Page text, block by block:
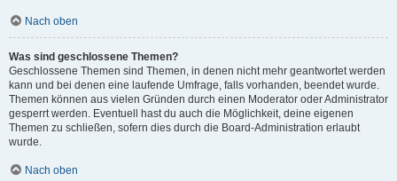
Nach oben
Was sind geschlossene Themen?
Geschlossene Themen sind Themen, in denen nicht mehr geantwortet werden
kann und bei denen eine laufende Umfrage, falls vorhanden, beendet wurde.
Themen können aus vielen Gründen durch einen Moderator oder Administrator
gesperrt werden. Eventuell hast du auch die Möglichkeit, deine eigenen
Themen zu schließen, sofern dies durch die Board-Administration erlaubt
wurde.
Nach oben